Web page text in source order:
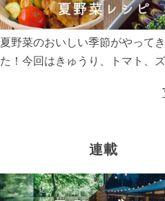
夏野菜のおいしい季節がやって
た！今回はきゅうり、トマト、
太陽の光をたっぷりあびた夏野
連載